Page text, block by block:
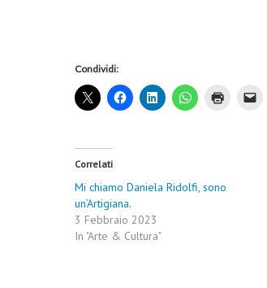
Condividi:
Correlati
Mi chiamo Daniela Ridolfi, sono
un’Artigiana.
3 Febbraio 2023
In "Arte & Cultura"